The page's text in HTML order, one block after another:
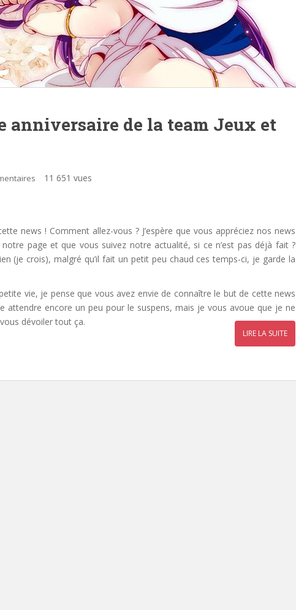
anniversaire de la team Jeux et
11 651 vues
news ! Comment allez-vous ? J’espère que vous appréciez nos news
page et que vous suivez notre actualité, si ce n’est pas déjà fait ?
(je crois), malgré qu’il fait un petit peu chaud ces temps-ci, je garde la
vie, je pense que vous avez envie de connaître le but de cette news
attendre encore un peu pour le suspens, mais je vous avoue que je ne
dévoiler tout ça.
LIRE LA SUITE